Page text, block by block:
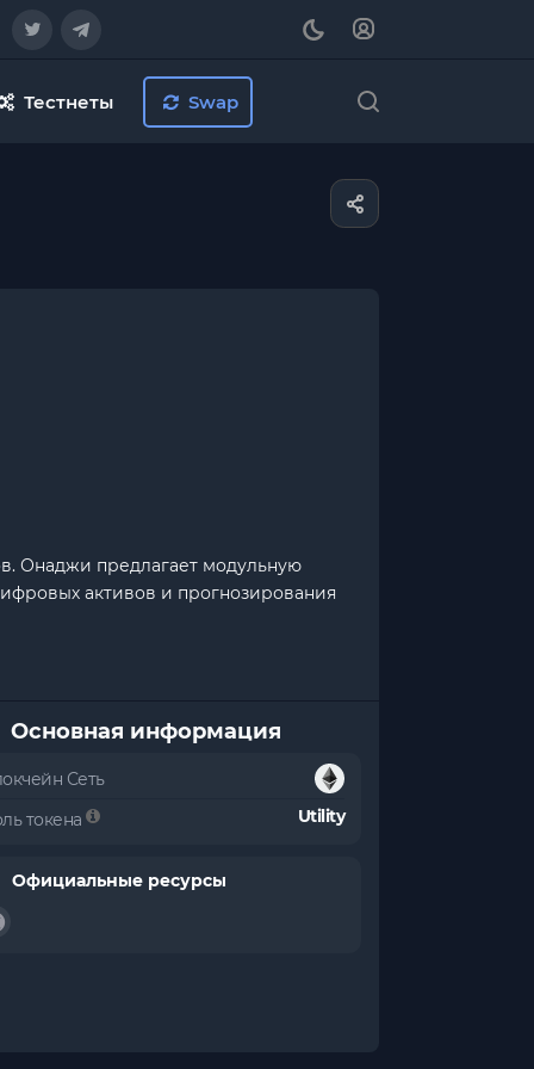
Тестнеты Swap
Онаджи предлагает модульную
активов и прогнозирования
Основная информация
Сеть
токена
Utility
Официальные ресурсы